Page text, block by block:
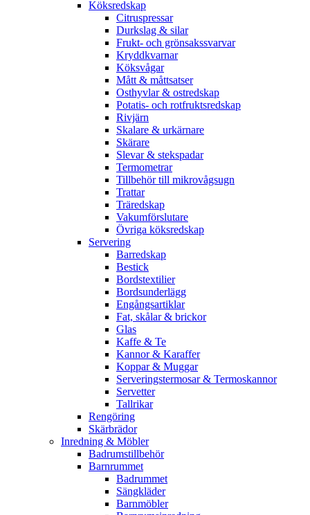
Köksredskap
Citruspressar
Durkslag & silar
Frukt- och grönsakssvarvar
Kryddkvarnar
Köksvågar
Mått & måttsatser
Osthyvlar & ostredskap
Potatis- och rotfruktsredskap
Rivjärn
Skalare & urkärnare
Skärare
Slevar & stekspadar
Termometrar
Tillbehör till mikrovågsugn
Trattar
Träredskap
Vakumförslutare
Övriga köksredskap
Servering
Barredskap
Bestick
Bordstextilier
Bordsunderlägg
Engångsartiklar
Fat, skålar & brickor
Glas
Kaffe & Te
Kannor & Karaffer
Koppar & Muggar
Serveringstermosar & Termoskannor
Servetter
Tallrikar
Rengöring
Skärbrädor
Inredning & Möbler
Badrumstillbehör
Barnrummet
Badrummet
Sängkläder
Barnmöbler